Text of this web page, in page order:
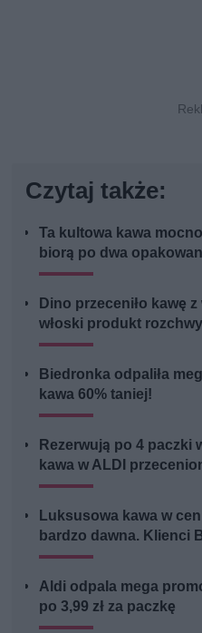
Czytaj także:
Ta kultowa kawa
biorą po dwa
Dino przeceniło kawę
włoski produkt
Biedronka odpaliła
kawa 60% taniej!
Rezerwują po 4 paczki
kawa w ALDI
Luksusowa kawa w
bardzo dawna. Klienci
Aldi odpala mega
po 3,99 zł za paczkę